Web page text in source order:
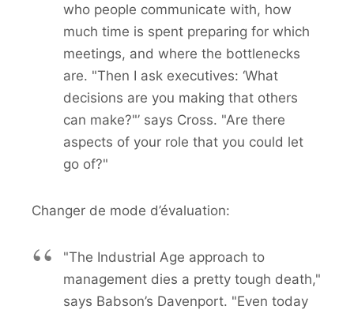
who people communicate with, how
much time is spent preparing for which
meetings, and where the bottlenecks
are. "Then I ask executives: ‘What
decisions are you making that others
can make?"’ says Cross. "Are there
aspects of your role that you could let
go of?"
Changer de mode d’évaluation:
"The Industrial Age approach to
management dies a pretty tough death,"
says Babson’s Davenport. "Even today